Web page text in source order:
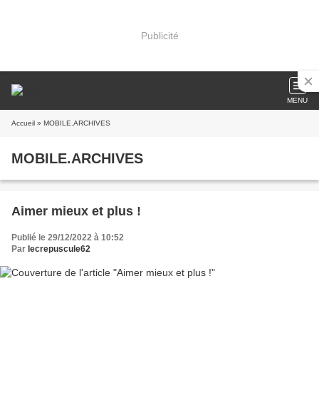
Publicité
MENU
Accueil » MOBILE.ARCHIVES
MOBILE.ARCHIVES
Aimer mieux et plus !
Publié le 29/12/2022 à 10:52
Par lecrepuscule62